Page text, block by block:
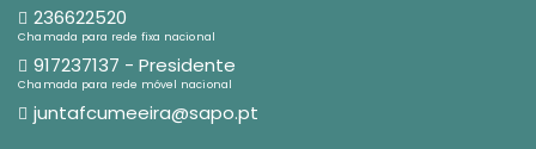
236622520
Chamada para rede fixa nacional
917237137 - Presidente
Chamada para rede móvel nacional
juntafcumeeira@sapo.pt